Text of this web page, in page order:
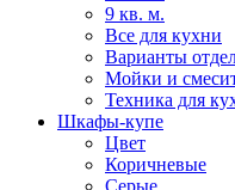
9 кв. м.
Все для кухни
Варианты
Мойки и
Техника для
Шкафы-купе
Цвет
Коричневые
Серые